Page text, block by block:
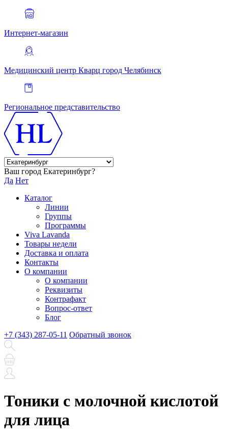
Интернет-магазин
Медицинский центр Кварц город Челябинск
Региональное представительство
Ваш город Екатеринбург?
Да Нет
Каталог
Линии
Группы
Программы
Viva Lavanda
Товары недели
Доставка и оплата
Контакты
О компании
О компании
Реквизиты
Контрафакт
Вопрос-ответ
Блог
+7 (343) 287-05-11 Обратный звонок
Тоники с молочной кислотой
для лица